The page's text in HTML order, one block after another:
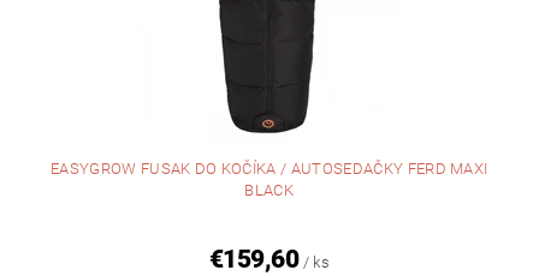
EASYGROW FUSAK DO KOČÍKA / AUTOSEDAČKY FERD MAXI
BLACK
€159,60 / ks